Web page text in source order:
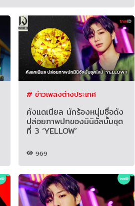
# ข่าวเพลงต่างประเทศ
คังแดเนียล นักร้องหนุ่มชื่อดัง
ปล่อยภาพปกของมินิอัลบั้มชุด
ที่ 3 ‘YELLOW’
969